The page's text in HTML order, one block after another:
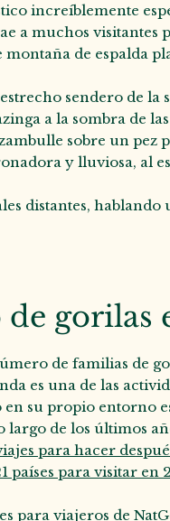
increíblemente
a muchos visitantes
de espalda
sendero de la
a la sombra de
sobre un
y lluviosa, al
distantes,
gorilas
de familias de
es una de las
su propio entorno
largo de los últimos
para hacer
países para visitar en
para viajeros de